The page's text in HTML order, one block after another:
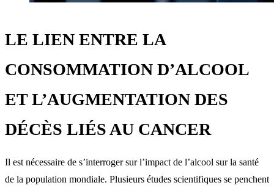
LE LIEN ENTRE LA
CONSOMMATION D’ALCOOL
ET L’AUGMENTATION DES
DÉCÈS LIÉS AU CANCER
Il est nécessaire de s’interroger sur l’impact de l’alcool sur la santé
de la population mondiale. Plusieurs études scientifiques se penchent